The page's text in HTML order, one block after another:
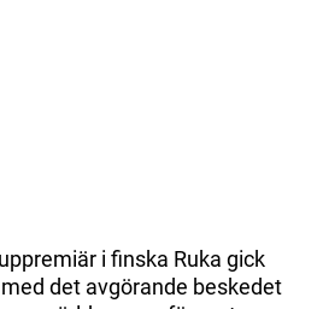
i finska Ruka gick
det avgörande beskedet